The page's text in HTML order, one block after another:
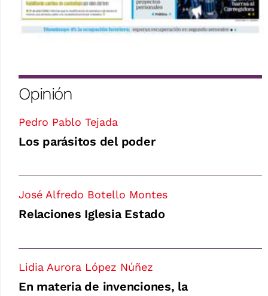
Opinión
Pedro Pablo Tejada
Los parásitos del poder
José Alfredo Botello Montes
Relaciones Iglesia Estado
Lidia Aurora López Núñez
En materia de invenciones, la